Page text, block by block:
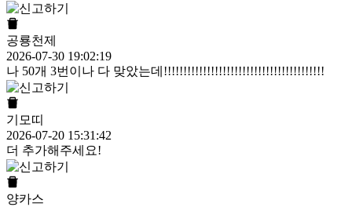
공룡천제
2026-07-30 19:02:19
나 50개 3번이나 다 맞았는데!!!!!!!!!!!!!!!!!!!!!!!!!!!!!!!!!!!!!!!!!
기모띠
2026-07-20 15:31:42
더 추가해주세요!
양카스